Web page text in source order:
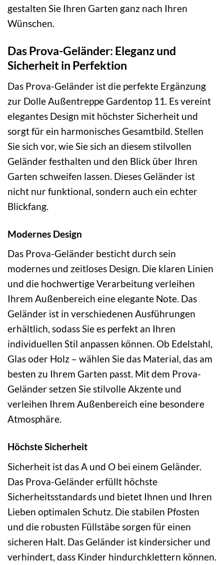
gestalten Sie Ihren Garten ganz nach Ihren
Wünschen.
Das Prova-Geländer: Eleganz und
Sicherheit in Perfektion
Das Prova-Geländer ist die perfekte Ergänzung
zur Dolle Außentreppe Gardentop 11. Es vereint
elegantes Design mit höchster Sicherheit und
sorgt für ein harmonisches Gesamtbild. Stellen
Sie sich vor, wie Sie sich an diesem stilvollen
Geländer festhalten und den Blick über Ihren
Garten schweifen lassen. Dieses Geländer ist
nicht nur funktional, sondern auch ein echter
Blickfang.
Modernes Design
Das Prova-Geländer besticht durch sein
modernes und zeitloses Design. Die klaren Linien
und die hochwertige Verarbeitung verleihen
Ihrem Außenbereich eine elegante Note. Das
Geländer ist in verschiedenen Ausführungen
erhältlich, sodass Sie es perfekt an Ihren
individuellen Stil anpassen können. Ob Edelstahl,
Glas oder Holz – wählen Sie das Material, das am
besten zu Ihrem Garten passt. Mit dem Prova-
Geländer setzen Sie stilvolle Akzente und
verleihen Ihrem Außenbereich eine besondere
Atmosphäre.
Höchste Sicherheit
Sicherheit ist das A und O bei einem Geländer.
Das Prova-Geländer erfüllt höchste
Sicherheitsstandards und bietet Ihnen und Ihren
Lieben optimalen Schutz. Die stabilen Pfosten
und die robusten Füllstäbe sorgen für einen
sicheren Halt. Das Geländer ist kindersicher und
verhindert, dass Kinder hindurchklettern können.